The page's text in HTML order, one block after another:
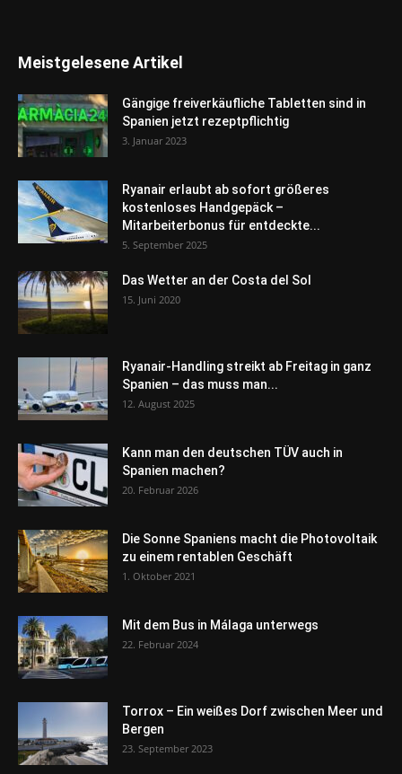
Meistgelesene Artikel
Gängige freiverkäufliche Tabletten sind in
Spanien jetzt rezeptpflichtig
3. Januar 2023
Ryanair erlaubt ab sofort größeres
kostenloses Handgepäck –
Mitarbeiterbonus für entdeckte...
5. September 2025
Das Wetter an der Costa del Sol
15. Juni 2020
Ryanair-Handling streikt ab Freitag in ganz
Spanien – das muss man...
12. August 2025
Kann man den deutschen TÜV auch in
Spanien machen?
20. Februar 2026
Die Sonne Spaniens macht die Photovoltaik
zu einem rentablen Geschäft
1. Oktober 2021
Mit dem Bus in Málaga unterwegs
22. Februar 2024
Torrox – Ein weißes Dorf zwischen Meer und
Bergen
23. September 2023